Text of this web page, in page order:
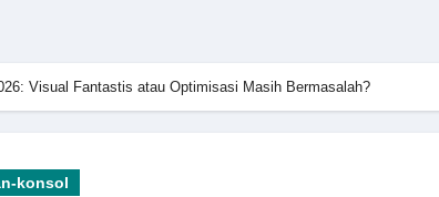
Visual Fantastis atau Optimisasi Masih Bermasalah?
konsol